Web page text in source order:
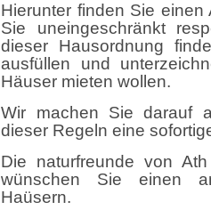
Hierunter finden Sie
Sie uneingeschränkt
dieser Hausordnung
ausfüllen und
Häuser mieten wollen.
Wir machen Sie darauf
dieser Regeln eine
Die naturfreunde von
wünschen Sie einen
Haüsern.